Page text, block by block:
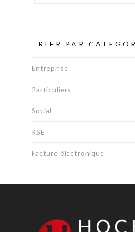
TRIER PAR
Entreprise
Particuliers
Social
RSE
Facture électronique